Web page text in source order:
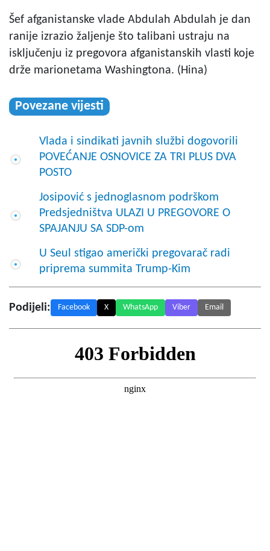
Šef afganistanske vlade Abdulah Abdulah je dan
ranije izrazio žaljenje što talibani ustraju na
isključenju iz pregovora afganistanskih vlasti koje
drže marionetama Washingtona. (Hina)
Povezane vijesti
Vlada i sindikati javnih službi dogovorili
POVEĆANJE OSNOVICE ZA TRI PLUS DVA
POSTO
Josipović s jednoglasnom podrškom
Predsjedništva ULAZI U PREGOVORE O
SPAJANJU SA SDP-om
U Seul stigao američki pregovarač radi
priprema summita Trump-Kim
Podijeli: Facebook X WhatsApp Viber Email